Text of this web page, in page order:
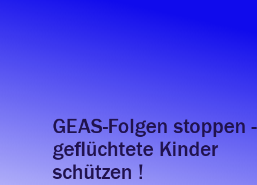
GEAS-Folgen stoppen -
geflüchtete Kinder
schützen !